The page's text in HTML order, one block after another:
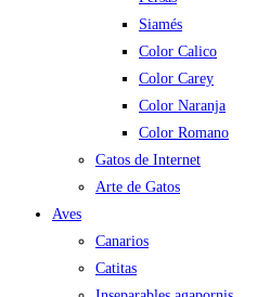
Siamés
Color Calico
Color Carey
Color Naranja
Color Romano
Gatos de Internet
Arte de Gatos
Aves
Canarios
Catitas